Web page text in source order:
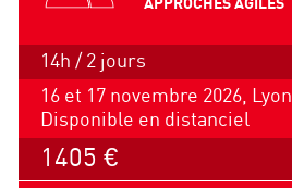
APPROCHES AGILES
14h / 2 jours
16 et 17 novembre 2026, Lyon
Disponible en distanciel
1405 €